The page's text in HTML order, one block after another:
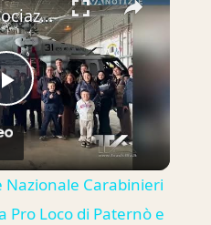
Play
Video
I soci dell’associazione Nazionale Carabinieri di Adrano e quelli della Pro Loco di Paternò e Adrano
Nazionale Carabinieri
Pro Loco di Paternò e